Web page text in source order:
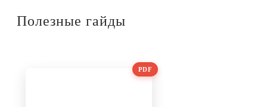
Полезные гайды
PDF